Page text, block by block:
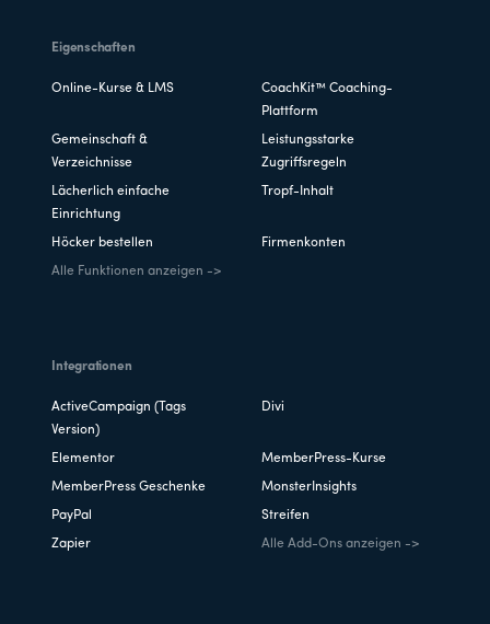
Eigenschaften
Online-Kurse & LMS
CoachKit™ Coaching-
Plattform
Gemeinschaft &
Verzeichnisse
Leistungsstarke
Zugriffsregeln
Lächerlich einfache
Einrichtung
Tropf-Inhalt
Höcker bestellen Firmenkonten
Alle Funktionen anzeigen ->
Integrationen
ActiveCampaign (Tags
Version)
Divi
Elementor MemberPress-Kurse
MemberPress Geschenke MonsterInsights
PayPal Streifen
Zapier Alle Add-Ons anzeigen ->